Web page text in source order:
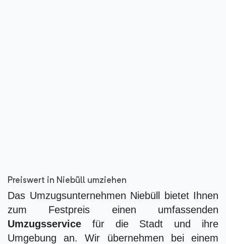
Preiswert in Niebüll umziehen
Das Umzugsunternehmen Niebüll bietet Ihnen
zum Festpreis einen umfassenden
Umzugsservice für die Stadt und ihre
Umgebung an. Wir übernehmen bei einem